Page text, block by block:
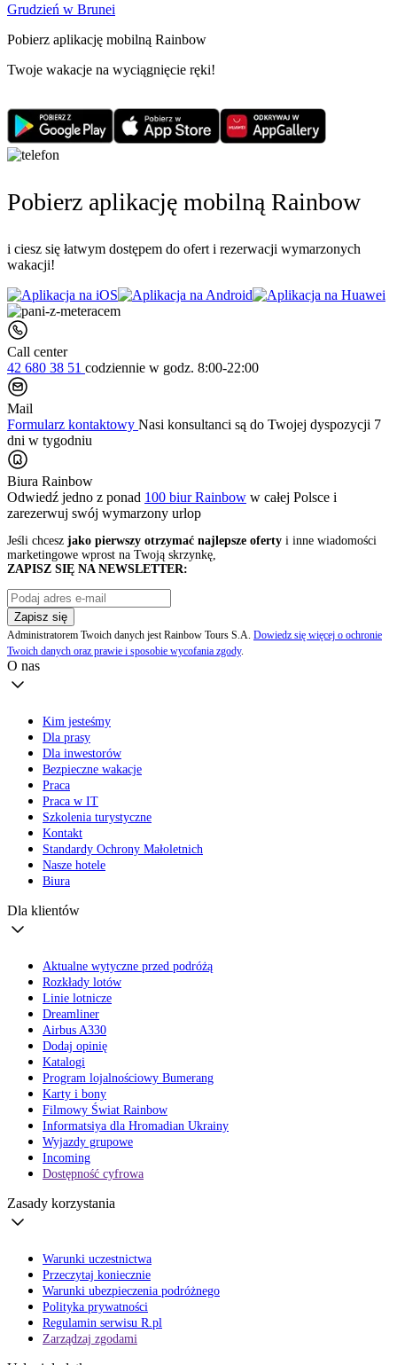
Grudzień w Brunei
Pobierz aplikację mobilną Rainbow
Twoje wakacje na wyciągnięcie ręki!
Pobierz aplikację mobilną Rainbow
i ciesz się łatwym dostępem do ofert i rezerwacji wymarzonych
wakacji!
Call center
42 680 38 51 codziennie w godz. 8:00-22:00
Mail
Formularz kontaktowy Nasi konsultanci są do Twojej dyspozycji 7
dni w tygodniu
Biura Rainbow
Odwiedź jedno z ponad 100 biur Rainbow w całej Polsce i
zarezerwuj swój wymarzony urlop
Jeśli chcesz jako pierwszy otrzymać najlepsze oferty i inne wiadomości
marketingowe wprost na Twoją skrzynkę,
ZAPISZ SIĘ NA NEWSLETTER:
Zapisz się
Administratorem Twoich danych jest Rainbow Tours S.A. Dowiedz się więcej o ochronie
Twoich danych oraz prawie i sposobie wycofania zgody.
O nas
Kim jesteśmy
Dla prasy
Dla inwestorów
Bezpieczne wakacje
Praca
Praca w IT
Szkolenia turystyczne
Kontakt
Standardy Ochrony Małoletnich
Nasze hotele
Biura
Dla klientów
Aktualne wytyczne przed podróżą
Rozkłady lotów
Linie lotnicze
Dreamliner
Airbus A330
Dodaj opinię
Katalogi
Program lojalnościowy Bumerang
Karty i bony
Filmowy Świat Rainbow
Informatsiya dla Hromadian Ukrainy
Wyjazdy grupowe
Incoming
Dostępność cyfrowa
Zasady korzystania
Warunki uczestnictwa
Przeczytaj koniecznie
Warunki ubezpieczenia podróżnego
Polityka prywatności
Regulamin serwisu R.pl
Zarządzaj zgodami